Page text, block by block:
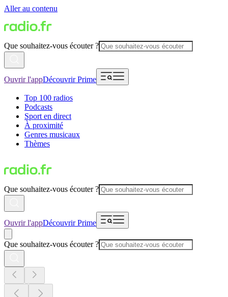
Aller au contenu
Que souhaitez-vous écouter ?
Ouvrir l'appDécouvrir Prime
Top 100 radios
Podcasts
Sport en direct
À proximité
Genres musicaux
Thèmes
Que souhaitez-vous écouter ?
Ouvrir l'appDécouvrir Prime
Que souhaitez-vous écouter ?